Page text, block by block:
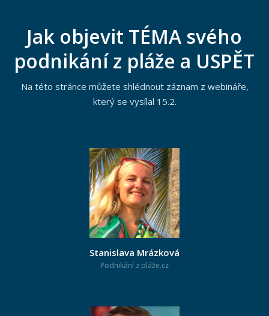
Jak objevit TÉMA svého
podnikání z pláže a USPĚT
Na této stránce můžete shlédnout záznam z webináře,
který se vysílal 15.2.
Stanislava Mrázková
Podnikání z pláže.cz